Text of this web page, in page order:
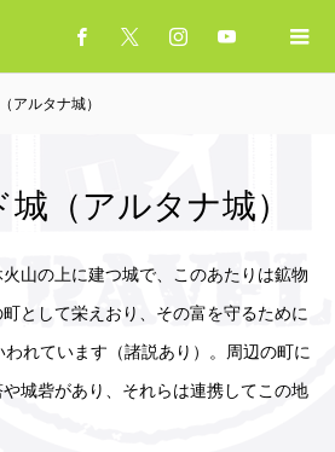
アルタナ城）
城（アルタナ城）
山の上に建つ城で、このあたりは鉱物
として栄えおり、その富を守るために
れています（諸説あり）。周辺の町に
城砦があり、それらは連携してこの地